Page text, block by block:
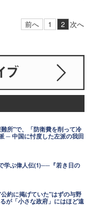
前へ 1 2 次へ
所"で、「防衛費を削って冷
─ 中国に忖度した左派の我田
学ぶ偉人伝(1)──『若き日の
約に掲げていた"はずの与野
が「小さな政府」にはほど遠